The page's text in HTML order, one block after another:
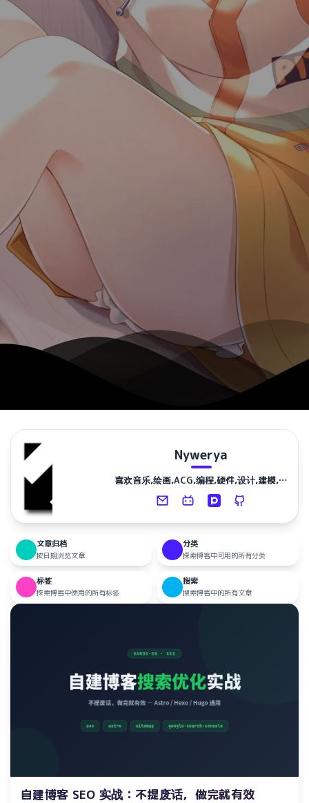
Nywerya
喜欢音乐,绘画,ACG,编程,硬件,设计,建模,东
文章归档
按日期浏览文章
分类
探索博客中可用的所有分类
标签
探索博客中使用的所有标签
搜索
搜索博客中的所有文章
自建博客 SEO 实战：不提废话，做完就有效